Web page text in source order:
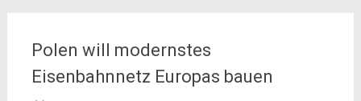
Polen will modernstes
Eisenbahnnetz Europas bauen